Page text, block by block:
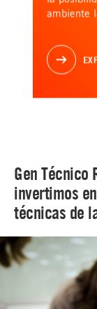
ambiente
Gen Técnico
invertimos
técnicas de